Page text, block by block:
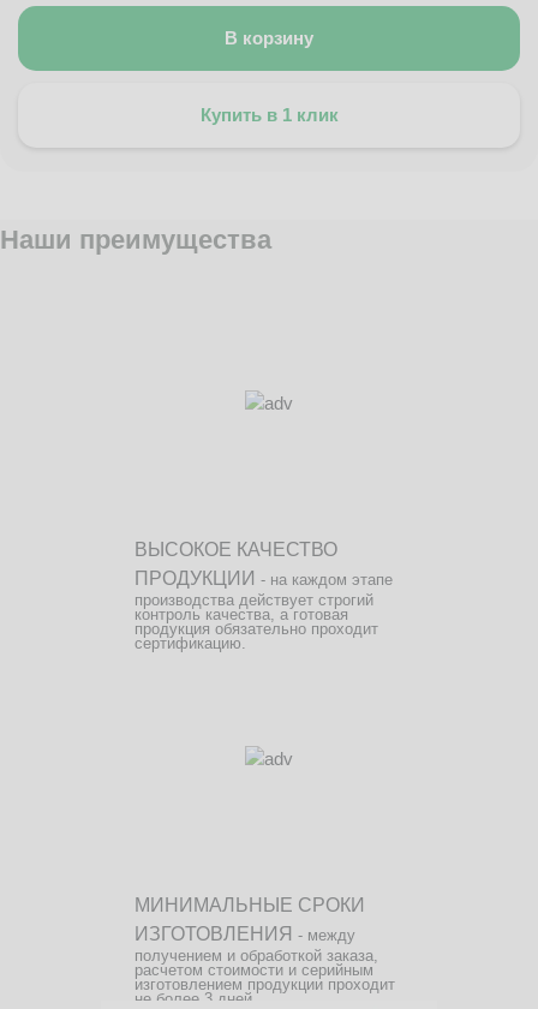
В корзину
Купить в 1 клик
Наши преимущества
ВЫСОКОЕ КАЧЕСТВО
ПРОДУКЦИИ - на каждом этапе
производства действует строгий
контроль качества, а готовая
продукция обязательно проходит
сертификацию.
МИНИМАЛЬНЫЕ СРОКИ
ИЗГОТОВЛЕНИЯ - между
получением и обработкой заказа,
расчетом стоимости и серийным
изготовлением продукции проходит
не более 3 дней.